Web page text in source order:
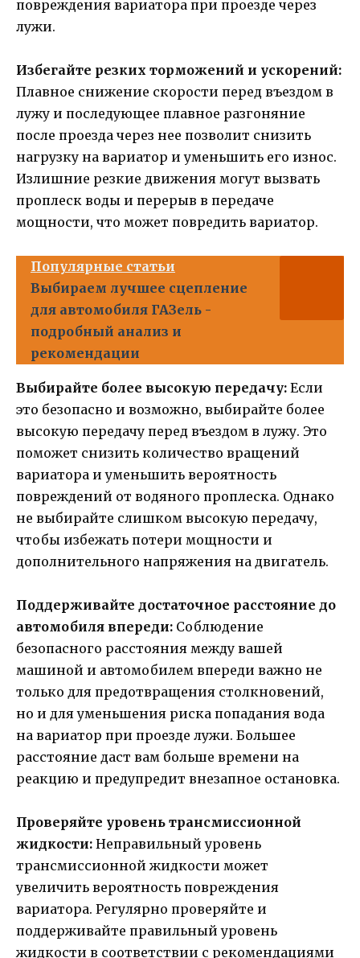
повреждения вариатора при проезде через
лужи.
Избегайте резких торможений и ускорений:
Плавное снижение скорости перед въездом в
лужу и последующее плавное разгоняние
после проезда через нее позволит снизить
нагрузку на вариатор и уменьшить его износ.
Излишние резкие движения могут вызвать
проплеск воды и перерыв в передаче
мощности, что может повредить вариатор.
Популярные статьи
Выбираем лучшее сцепление
для автомобиля ГАЗель -
подробный анализ и
рекомендации
Выбирайте более высокую передачу: Если
это безопасно и возможно, выбирайте более
высокую передачу перед въездом в лужу. Это
поможет снизить количество вращений
вариатора и уменьшить вероятность
повреждений от водяного проплеска. Однако
не выбирайте слишком высокую передачу,
чтобы избежать потери мощности и
дополнительного напряжения на двигатель.
Поддерживайте достаточное расстояние до
автомобиля впереди: Соблюдение
безопасного расстояния между вашей
машиной и автомобилем впереди важно не
только для предотвращения столкновений,
но и для уменьшения риска попадания вода
на вариатор при проезде лужи. Большее
расстояние даст вам больше времени на
реакцию и предупредит внезапное остановка.
Проверяйте уровень трансмиссионной
жидкости: Неправильный уровень
трансмиссионной жидкости может
увеличить вероятность повреждения
вариатора. Регулярно проверяйте и
поддерживайте правильный уровень
жидкости в соответствии с рекомендациями